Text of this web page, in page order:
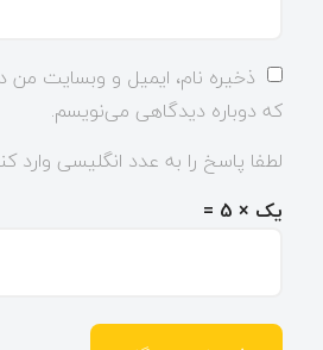
ذخیره نام، ایمیل و وبسایت من
که دوباره دیدگاهی می‌نویسم.
لطفا پاسخ را به عدد انگلیسی وارد
یک × 5 =